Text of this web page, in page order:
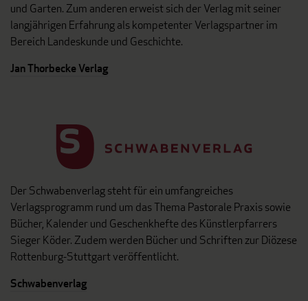
und Garten. Zum anderen erweist sich der Verlag mit seiner
langjährigen Erfahrung als kompetenter Verlagspartner im
Bereich Landeskunde und Geschichte.
Jan Thorbecke Verlag
Der Schwabenverlag steht für ein umfangreiches
Verlagsprogramm rund um das Thema Pastorale Praxis sowie
Bücher, Kalender und Geschenkhefte des Künstlerpfarrers
Sieger Köder. Zudem werden Bücher und Schriften zur Diözese
Rottenburg-Stuttgart veröffentlicht.
Schwabenverlag